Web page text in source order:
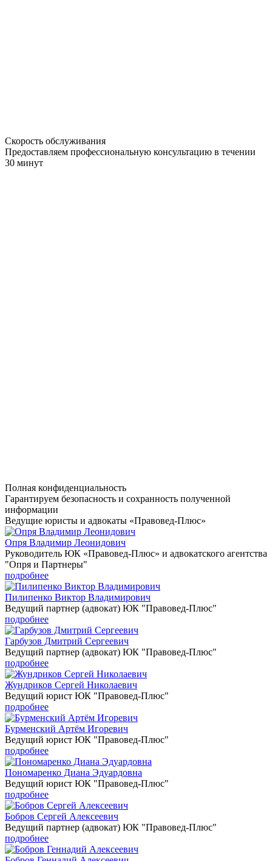
Скорость обслуживания
Предоставляем профессиональную консультацию в течении
30 минут
Полная конфиденциальность
Гарантируем безопасность и сохранность полученной
информации
Ведущие юристы и адвокаты «Правовед-Плюс»
Опря Владимир Леонидович
Руководитель ЮК «Правовед-Плюс» и адвокатского агентства
"Опря и Партнеры"
подробнее
Пилипенко Виктор Владимирович
Ведущий партнер (адвокат) ЮК "Правовед-Плюс"
подробнее
Гарбузов Дмитрий Сергеевич
Ведущий партнер (адвокат) ЮК "Правовед-Плюс"
подробнее
Жундриков Сергей Николаевич
Ведущий юрист ЮК "Правовед-Плюс"
подробнее
Бурменский Артём Игоревич
Ведущий юрист ЮК "Правовед-Плюс"
подробнее
Пономаренко Диана Эдуардовна
Ведущий юрист ЮК "Правовед-Плюс"
подробнее
Бобров Сергей Алексеевич
Ведущий партнер (адвокат) ЮК "Правовед-Плюс"
подробнее